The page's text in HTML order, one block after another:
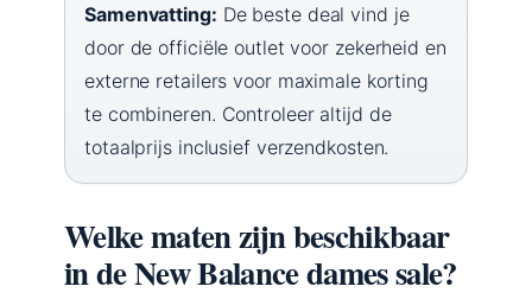
Samenvatting: De beste deal vind je
door de officiële outlet voor zekerheid en
externe retailers voor maximale korting
te combineren. Controleer altijd de
totaalprijs inclusief verzendkosten.
Welke maten zijn beschikbaar
in de New Balance dames sale?